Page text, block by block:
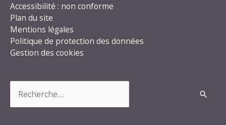
Accessibilité : non conforme
Plan du site
Mentions légales
Politique de protection des données
Gestion des cookies